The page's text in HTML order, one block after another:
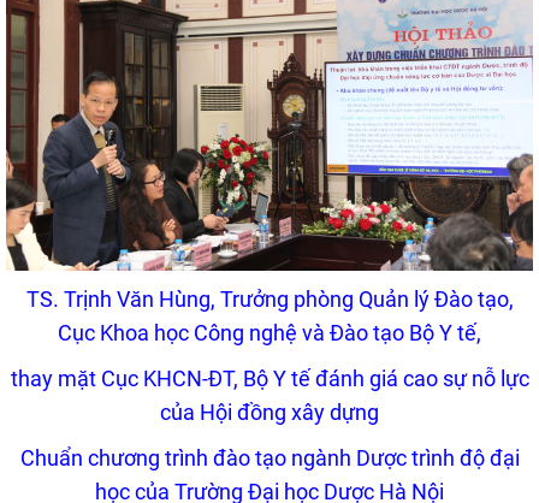
TS. Trịnh Văn Hùng, Trưởng phòng Quản lý Đào tạo,
Cục Khoa học Công nghệ và Đào tạo Bộ Y tế,
thay mặt Cục KHCN-ĐT, Bộ Y tế đánh giá cao sự nỗ lực
của Hội đồng xây dựng
Chuẩn chương trình đào tạo ngành Dược trình độ đại
học của Trường Đại học Dược Hà Nội